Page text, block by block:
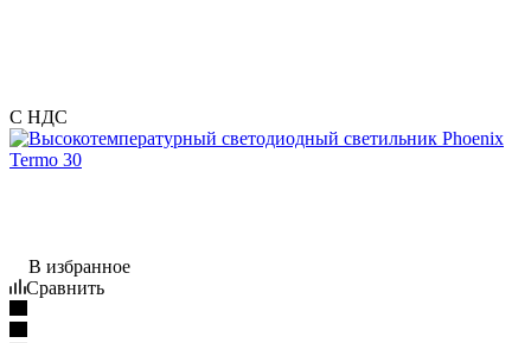
С НДС
В избранное
Сравнить